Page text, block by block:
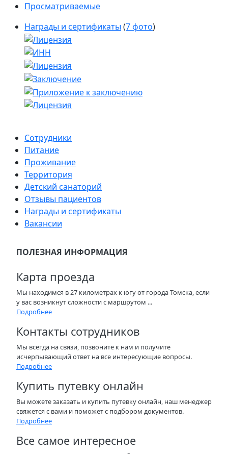
Просматриваемые
Награды и сертификаты (7 фото)
Сотрудники
Питание
Проживание
Территория
Детский санаторий
Отзывы пациентов
Награды и сертификаты
Вакансии
ПОЛЕЗНАЯ ИНФОРМАЦИЯ
Карта проезда
Мы находимся в 27 километрах к югу от города Томска, если
у вас возникнут сложности с маршрутом ...
Подробнее
Контакты сотрудников
Мы всегда на связи, позвоните к нам и получите
исчерпывающий ответ на все интересующие вопросы.
Подробнее
Купить путевку онлайн
Вы можете заказать и купить путевку онлайн, наш менеджер
свяжется с вами и поможет с подбором документов.
Подробнее
Все самое интересное